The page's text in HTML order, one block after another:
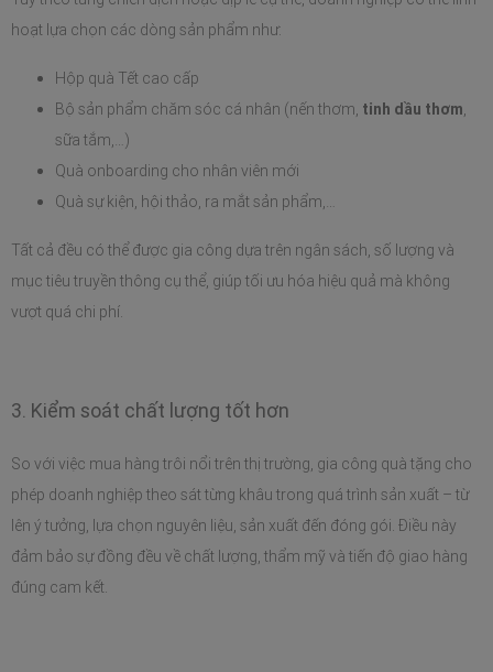
hoạt lựa chọn các dòng sản phẩm như:
Hộp quà Tết cao cấp
Bộ sản phẩm chăm sóc cá nhân (nến thơm, tinh dầu thơm,
sữa tắm,…)
Quà onboarding cho nhân viên mới
Quà sự kiện, hội thảo, ra mắt sản phẩm,…
Tất cả đều có thể được gia công dựa trên ngân sách, số lượng và
mục tiêu truyền thông cụ thể, giúp tối ưu hóa hiệu quả mà không
vượt quá chi phí.
3. Kiểm soát chất lượng tốt hơn
So với việc mua hàng trôi nổi trên thị trường, gia công quà tặng cho
phép doanh nghiệp theo sát từng khâu trong quá trình sản xuất – từ
lên ý tưởng, lựa chọn nguyên liệu, sản xuất đến đóng gói. Điều này
đảm bảo sự đồng đều về chất lượng, thẩm mỹ và tiến độ giao hàng
đúng cam kết.